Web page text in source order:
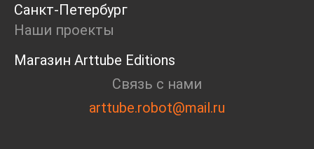
Санкт-Петербург
Наши проекты
Магазин Arttube Editions
Связь с нами
arttube.robot@mail.ru